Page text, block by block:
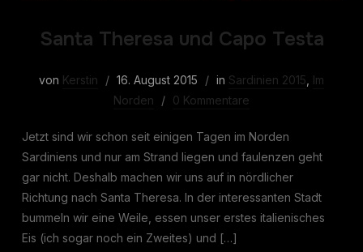
Santa Theresa und Capo Testa
von Kerstin 16. August 2015 in Sardinien 2015 Im
Norden
0 Kommentare
Jetzt sind wir schon seit einigen Tagen im Norden
Sardiniens und nur am Strand liegen und faulenzen geht
gar nicht. Deshalb machen wir uns auf in nördlicher
Richtung nach Santa Theresa. In der interessanten Stadt
bummeln wir eine Weile, essen unser erstes italienisches
Eis (ich sogar noch ein Zweites) und […]